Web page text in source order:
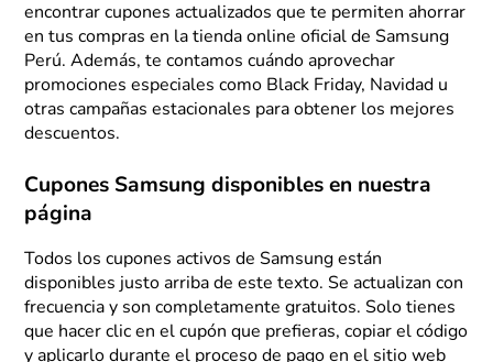
encontrar cupones actualizados que te permiten ahorrar
en tus compras en la tienda online oficial de Samsung
Perú. Además, te contamos cuándo aprovechar
promociones especiales como Black Friday, Navidad u
otras campañas estacionales para obtener los mejores
descuentos.
Cupones Samsung disponibles en nuestra
página
Todos los cupones activos de Samsung están
disponibles justo arriba de este texto. Se actualizan con
frecuencia y son completamente gratuitos. Solo tienes
que hacer clic en el cupón que prefieras, copiar el código
y aplicarlo durante el proceso de pago en el sitio web